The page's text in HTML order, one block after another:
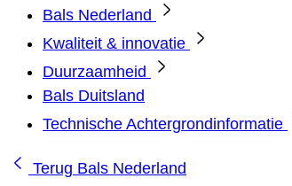
Bals Nederland
Kwaliteit & innovatie
Duurzaamheid
Bals Duitsland
Technische Achtergrondinformatie
Terug Bals Nederland